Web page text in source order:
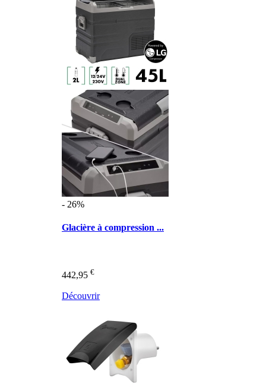
- 26%
Glacière à compression ...
442,95 €
Découvrir